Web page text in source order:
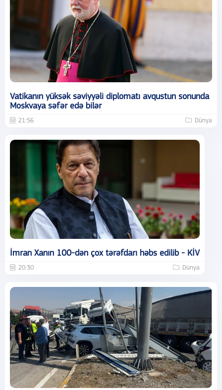
Vatikanın yüksək səviyyəli diplomatı avqustun sonunda
Moskvaya səfər edə bilər
21:56 Dünya
İmran Xanın 100-dən çox tərəfdarı həbs edilib - KİV
20:30 Dünya